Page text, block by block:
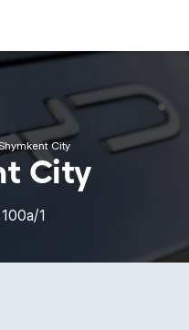
City
City
1